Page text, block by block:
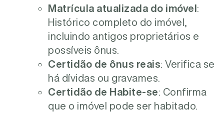
Matrícula atualizada do imóvel :
Histórico completo do imóvel,
incluindo antigos proprietários e
possíveis ônus.
Certidão de ônus reais: Verifica se
há dívidas ou gravames.
Certidão de Habite-se: Confirma
que o imóvel pode ser habitado.